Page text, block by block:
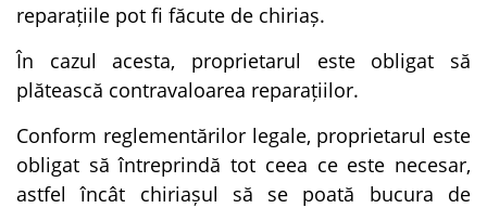
reparațiile pot fi făcute de chiriaș.
În cazul acesta, proprietarul este obligat să
plătească contravaloarea reparațiilor.
Conform reglementărilor legale, proprietarul este
obligat să întreprindă tot ceea ce este necesar,
astfel încât chiriașul să se poată bucura de